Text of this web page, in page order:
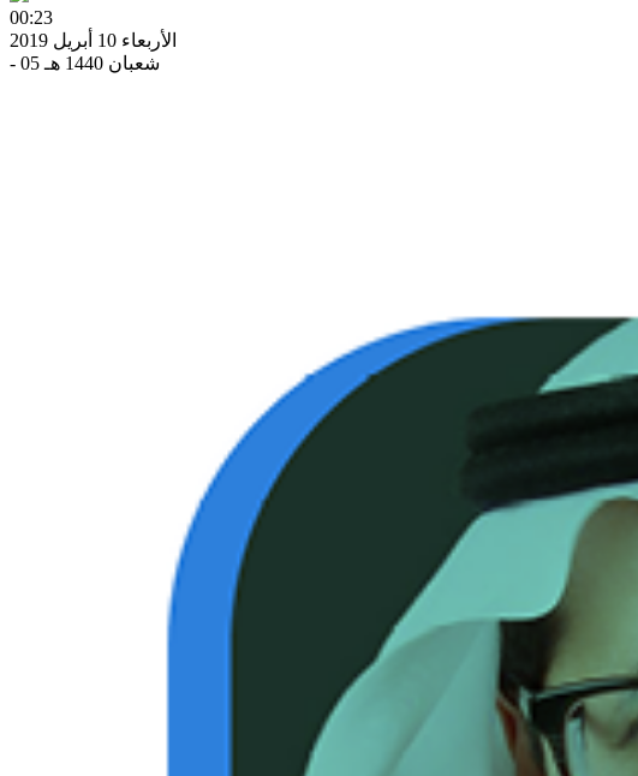
00:23
الأربعاء 10 أبريل 2019
- 05 شعبان 1440 هـ